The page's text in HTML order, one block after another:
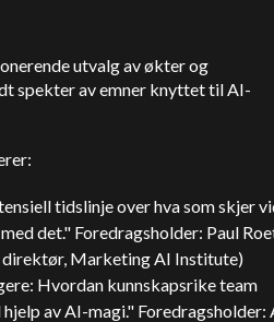
utvalg av økter og
spekter av emner knyttet til AI-
tidslinje over hva som skjer
det." Foredragsholder: Paul
direktør, Marketing AI Institute)
Hvordan kunnskapsrike team
av AI-magi." Foredragsholder: